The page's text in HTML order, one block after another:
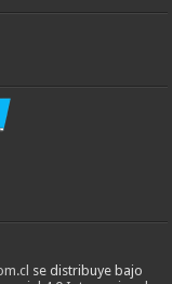
se distribuye bajo